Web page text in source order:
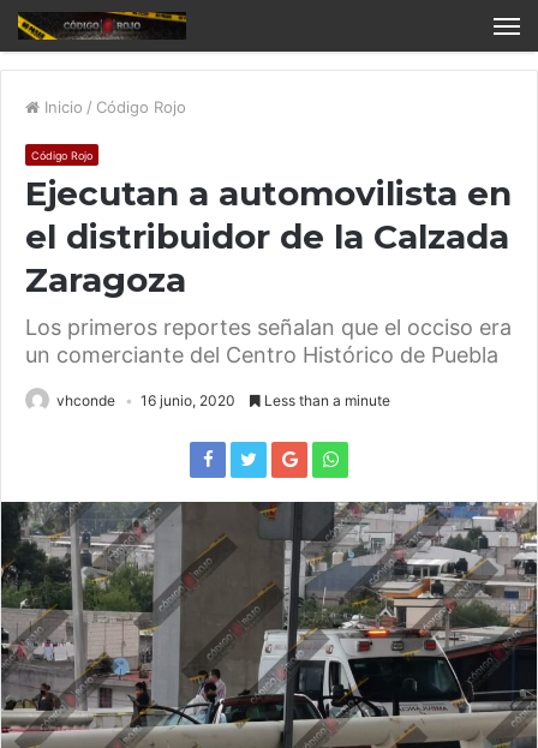
Inicio / Código Rojo
Código Rojo
Ejecutan a automovilista en
el distribuidor de la Calzada
Zaragoza
Los primeros reportes señalan que el occiso era
un comerciante del Centro Histórico de Puebla
vhconde 16 junio, 2020 Less than a minute